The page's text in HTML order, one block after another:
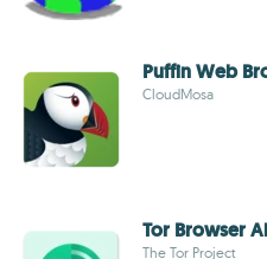
Puffin Web
CloudMosa
Tor Browser
The Tor Project